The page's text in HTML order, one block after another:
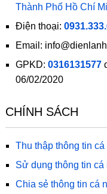
Thành Phố Hồ Chí
Điện thoại:
Email:
GPKD: 0316131577
06/02/2020
CHÍNH SÁCH
Thu thập thông tin cá
Sử dụng thông tin cá
Chia sẻ thông tin cá